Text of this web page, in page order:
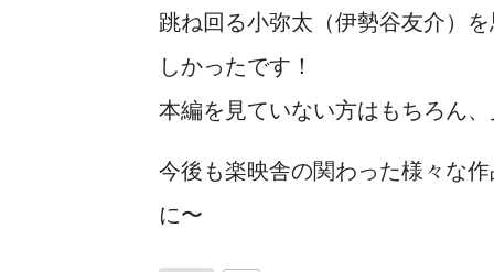
跳ね回る小弥太（伊勢谷友介）
しかったです！
本編を見ていない方はもちろん
今後も楽映舎の関わった様々な
に〜